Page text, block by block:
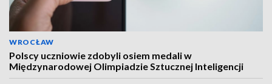
WROCŁAW
Polscy uczniowie zdobyli osiem medali w
Międzynarodowej Olimpiadzie Sztucznej Inteligencji